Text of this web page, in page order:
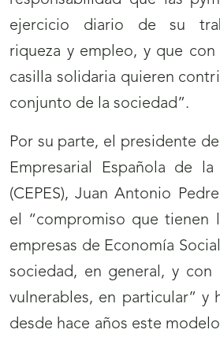
ejercicio diario de su
riqueza y empleo, y que
casilla solidaria quieren
conjunto de la sociedad”.
Por su parte, el presidente
Empresarial Española de la
(CEPES), Juan Antonio
el “compromiso que tienen
empresas de Economía
sociedad, en general, y con
vulnerables, en particular” y
desde hace años este